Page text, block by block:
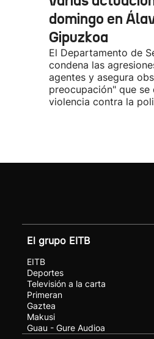
domingo en
Gipuzkoa
El Departamento de
condena las
agentes y asegura
preocupación" que se
violencia contra la
El grupo EITB
EITB
Deportes
Televisión a la carta
Primeran
Gaztea
Makusi
Guau - Gure Audioa